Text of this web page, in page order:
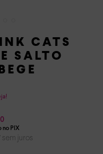
CATS
SALTO
sem juros